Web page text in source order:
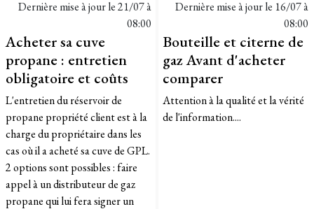
Dernière mise à jour le21/07 à
08:00
Acheter sa cuve
propane : entretien
obligatoire et coûts
L'entretien du réservoir de
propane propriété client est à la
charge du propriétaire dans les
cas où il a acheté sa cuve de GPL.
2 options sont possibles : faire
appel à un distributeur de gaz
propane qui lui fera signer un
Dernière mise à jour le 16/07 à
08:00
Bouteille et citerne de
gaz Avant d'acheter
comparer
Attention à la qualité et la vérité
de l'information....